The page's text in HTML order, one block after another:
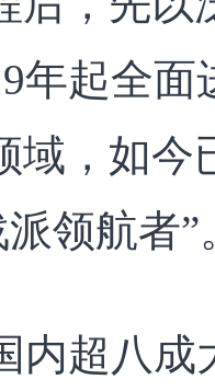
年起全
域，如今
领航者”
内超八